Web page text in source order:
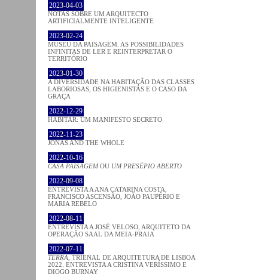
2023-04-03
NOTAS SOBRE UM ARQUITECTO
ARTIFICIALMENTE INTELIGENTE
2023-02-24
MUSEU DA PAISAGEM. AS POSSIBILIDADES
INFINITAS DE LER E REINTERPRETAR O
TERRITÓRIO
2023-01-30
A DIVERSIDADE NA HABITAÇÃO DAS CLASSES
LABORIOSAS, OS HIGIENISTAS E O CASO DA
GRAÇA
2022-12-29
HABITAR: UM MANIFESTO SECRETO
2022-11-23
JONAS AND THE WHOLE
2022-10-16
CASA PAISAGEMOU UM PRESÉPIO ABERTO
2022-09-08
ENTREVISTA A ANA CATARINA COSTA,
FRANCISCO ASCENSÃO, JOÃO PAUPÉRIO E
MARIA REBELO
2022-08-11
ENTREVISTA A JOSÉ VELOSO, ARQUITETO DA
OPERAÇÃO SAAL DA MEIA-PRAIA
2022-07-11
TERRA , TRIENAL DE ARQUITETURA DE LISBOA
2022. ENTREVISTA A CRISTINA VERÍSSIMO E
DIOGO BURNAY